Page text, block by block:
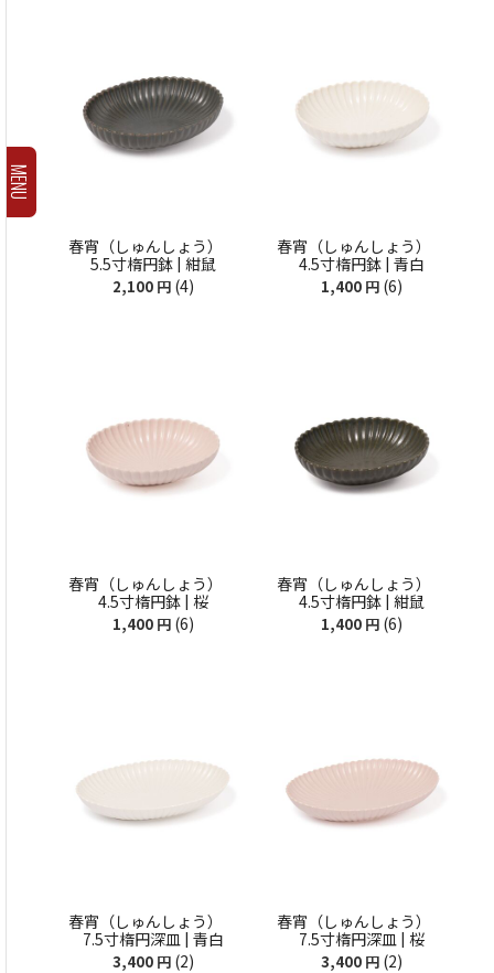
MENU
春宵（しゅんしょう）
5.5寸楕円鉢 | 紺鼠
2,100 円 (4)
春宵（しゅんしょう）
4.5寸楕円鉢 | 青白
1,400 円 (6)
春宵（しゅんしょう）
4.5寸楕円鉢 | 桜
1,400 円 (6)
春宵（しゅんしょう）
4.5寸楕円鉢 | 紺鼠
1,400 円 (6)
春宵（しゅんしょう）
7.5寸楕円深皿 | 青白
3,400 円 (2)
春宵（しゅんしょう）
7.5寸楕円深皿 | 桜
3,400 円 (2)